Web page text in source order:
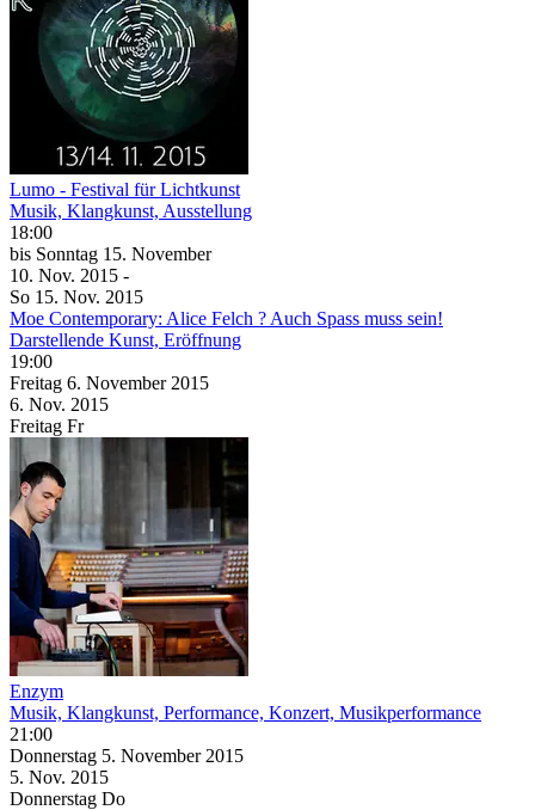
Lumo - Festival für Lichtkunst
Musik, Klangkunst, Ausstellung
18:00
bis Sonntag 15. November
10. Nov. 2015 -
So 15. Nov. 2015
Moe Contemporary: Alice Felch ? Auch Spass muss sein!
Darstellende Kunst, Eröffnung
19:00
Freitag 6. November 2015
6. Nov. 2015
Freitag Fr
Enzym
Musik, Klangkunst, Performance, Konzert, Musikperformance
21:00
Donnerstag 5. November 2015
5. Nov. 2015
Donnerstag Do